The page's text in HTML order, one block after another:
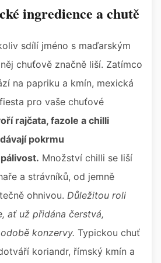
ingredience a chutě
sdílí jméno s maďarským
chuťově značně liší. Zatímco
na papriku a kmín, mexická
pro vaše chuťové
rajčata, fazole a chilli
pokrmu
Množství chilli se liší
a strávníků, od jemně
ohnivou. Důležitou roli
ať už přidána čerstvá,
konzervy. Typickou chuť
koriandr, římský kmín a